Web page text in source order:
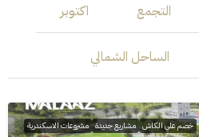
التجمع اكتوبر
الساحل الشمالي
خصم علي الكاش مشاريع جديدة مشروعات الاسكندرية